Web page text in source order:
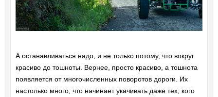
А останавливаться надо, и не только потому, что вокруг
красиво до тошноты. Вернее, просто красиво, а тошнота
появляется от многочисленных поворотов дороги. Их
настолько много, что начинает укачивать даже тех, кого